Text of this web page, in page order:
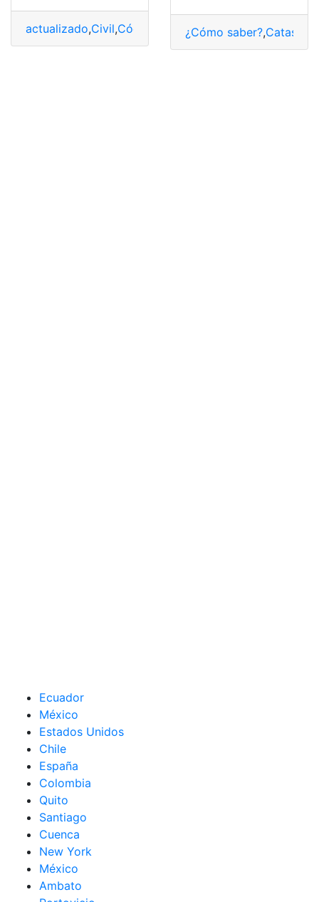
actualizado,Civil,Código Ecuador,PDF
¿Cómo saber?,Catastral
Ecuador
México
Estados Unidos
Chile
España
Colombia
Quito
Santiago
Cuenca
New York
México
Ambato